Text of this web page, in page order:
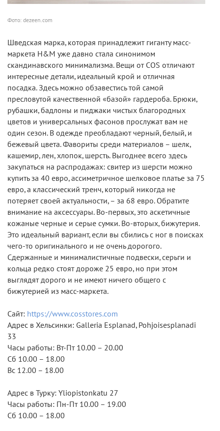
Фото: dezeen.com
Шведская марка, которая принадлежит гиганту масс-
маркета H&M уже давно стала синонимом
скандинавского минимализма. Вещи от COS отличают
интересные детали, идеальный крой и отличная
посадка. Здесь можно обзавестись той самой
пресловутой качественной «базой» гардероба. Брюки,
рубашки, бадлоны и пиджаки чистых благородных
цветов и универсальных фасонов прослужат вам не
один сезон. В одежде преобладают черный, белый, и
бежевый цвета. Фавориты среди материалов – шелк,
кашемир, лен, хлопок, шерсть. Выгоднее всего здесь
закупаться на распродажах: свитер из шерсти можно
купить за 40 евро, ассиметричное шелковое платье за 75
евро, а классический тренч, который никогда не
потеряет своей актуальности, – за 68 евро. Обратите
внимание на аксессуары. Во-первых, это аскетичные
кожаные черные и серые сумки. Во-вторых, бижутерия.
Это идеальный вариант, если вы сбились с ног в поисках
чего-то оригинального и не очень дорогого.
Сдержанные и минималистичные подвески, серьги и
кольца редко стоят дороже 25 евро, но при этом
выглядят дорого и не имеют ничего общего с
бижутерией из масс-маркета.
Сайт: https://www.cosstores.com
Адрес в Хельсинки: Galleria Esplanad, Pohjoisesplanadi
33
Часы работы: Вт-Пт 10.00 – 20.00
Сб 10.00 – 18.00
Вс 12.00 – 18.00
Адрес в Турку: Yliopistonkatu 27
Часы работы: Пн-Пт 10.00 – 19.00
Сб 10.00 – 18.00